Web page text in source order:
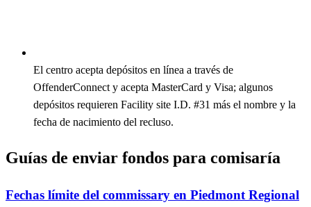
El centro acepta depósitos en línea a través de
OffenderConnect y acepta MasterCard y Visa; algunos
depósitos requieren Facility site I.D. #31 más el nombre y la
fecha de nacimiento del recluso.
Guías de enviar fondos para comisaría
Fechas límite del commissary en Piedmont Regional